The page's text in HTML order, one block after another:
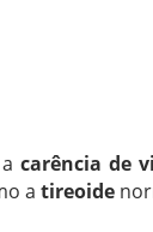
acarência de
a tireoide